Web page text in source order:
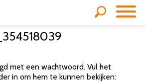
met een wachtwoord. Vul het
in om hem te kunnen bekijken: